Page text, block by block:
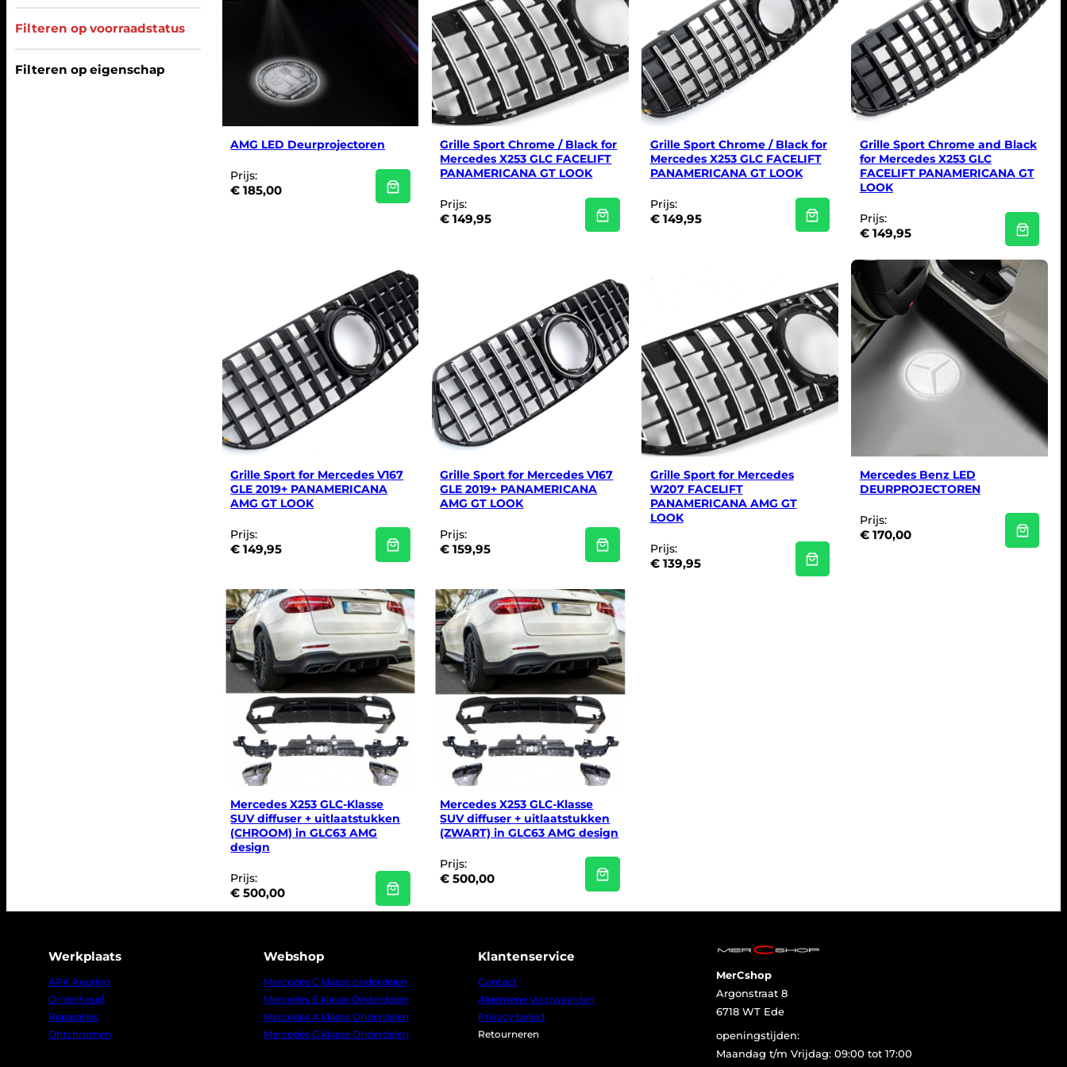
Filteren op voorraadstatus
Filteren op eigenschap
AMG LED Deurprojectoren
Prijs:
€ 185,00
Grille Sport Chrome / Black for
Mercedes X253 GLC FACELIFT
PANAMERICANA GT LOOK
Prijs:
€ 149,95
Grille Sport Chrome / Black for
Mercedes X253 GLC FACELIFT
PANAMERICANA GT LOOK
Prijs:
€149,95
Grille Sport Chrome and Black
for Mercedes X253 GLC
FACELIFT PANAMERICANA GT
LOOK
Prijs:
€149,95
Grille Sport for Mercedes V167
GLE 2019+ PANAMERICANA
AMG GT LOOK
Prijs:
€ 149,95
Grille Sport for Mercedes V167
GLE 2019+ PANAMERICANA
AMG GT LOOK
Prijs:
€ 159,95
Grille Sport for Mercedes
W207 FACELIFT
PANAMERICANA AMG GT
LOOK
Prijs:
€139,95
Mercedes Benz LED
DEURPROJECTOREN
Prijs:
€170,00
Mercedes X253 GLC-Klasse
SUV diffuser + uitlaatstukken
(CHROOM) in GLC63 AMG
design
Prijs:
€ 500,00
Mercedes X253 GLC-Klasse
SUV diffuser + uitlaatstukken
(ZWART) in GLC63 AMG design
Prijs:
€ 500,00
Werkplaats
APK Keuring
Onderhoud
Reparaties
Ontchromen
Webshop
Mercedes C klasse onderdelen
Mercedes E klasse Onderdelen
Mercedes A klasse Onderdelen
Mercedes G klasse Onderdelen
Klantenservice
Contact
Algemene Voorwaarden
Privacy beleid
Retourneren
MerCshop
Argonstraat 8
6718 WT Ede
openingstijden:
Maandag t/m Vrijdag: 09:00 tot 17:00